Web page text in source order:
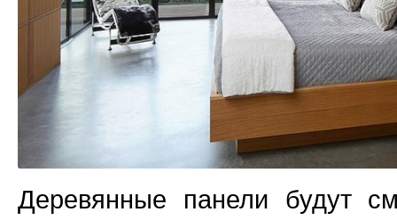
Деревянные панели будут